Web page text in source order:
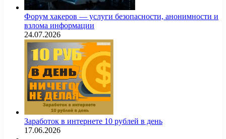
Форум хакеров — услуги безопасности, анонимности и
взлома информации
24.07.2026
Заработок в интернете 10 рублей в день
17.06.2026